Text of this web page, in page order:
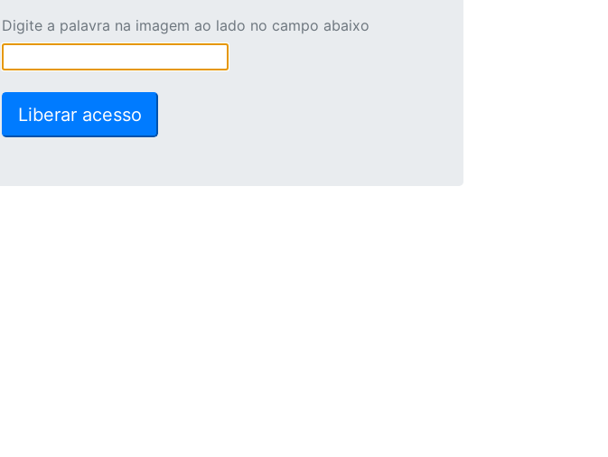
Digite a palavra na imagem ao lado no campo abaixo